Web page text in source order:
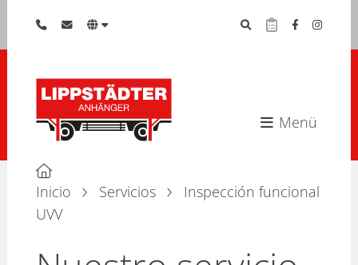
Menü
Inicio Servicios
Inspección funcional
UVV